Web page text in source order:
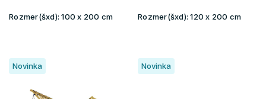
Rozmer(šxd):100 x 200 cm Rozmer(šxd):120 x 200 cm
Novinka Novinka